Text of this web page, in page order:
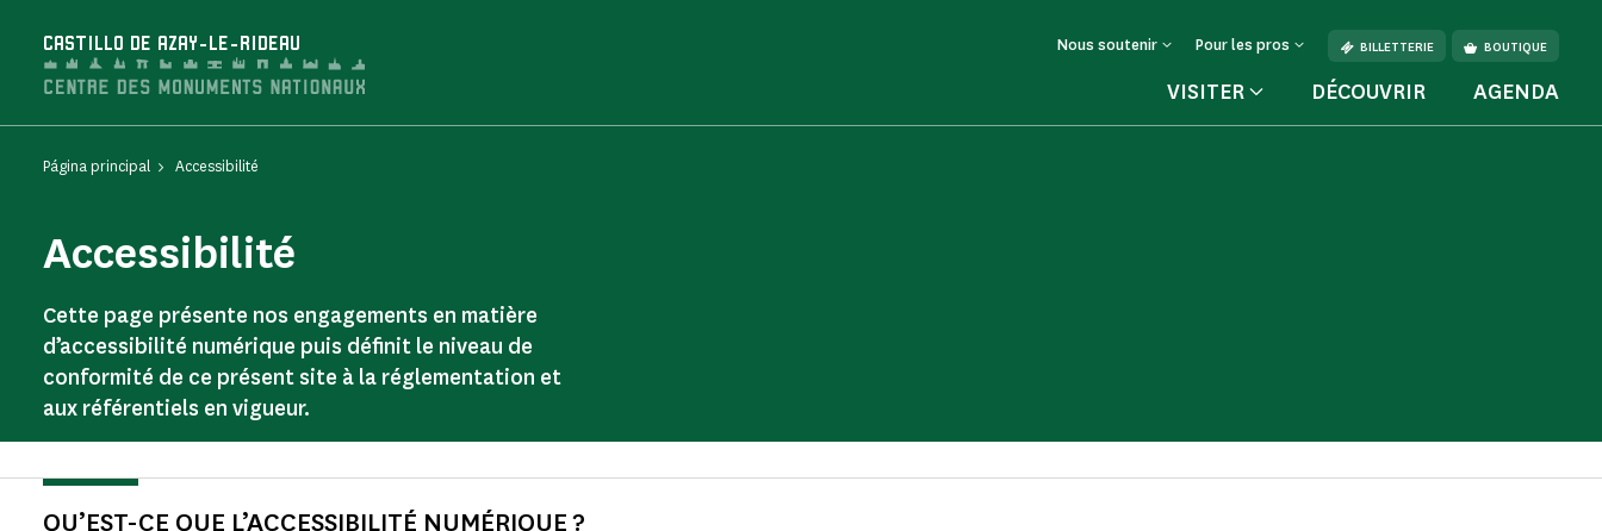
CASTILLO DE AZAY-LE-RIDEAU Nous soutenir Pour les pros BILLETTERIE BOUTIQUE
VISITER DÉCOUVRIR AGENDA
Página principal Accessibilité
Accessibilité
Cette page présente nos engagements en matière
d’accessibilité numérique puis définit le niveau de
conformité de ce présent site à la réglementation et
aux référentiels en vigueur.
QU’EST-CE QUE L’ACCESSIBILITÉ NUMÉRIQUE ?